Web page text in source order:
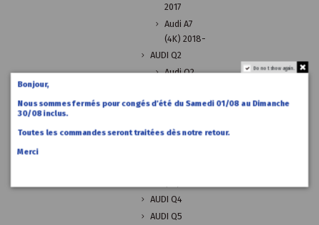
2017
Audi A7
(4K) 2018-
AUDI Q2
Audi Q2
AUDI Q3
(8U) 2011-
AUDI Q4
AUDI Q5
Do not show again.
Bonjour,
Nous sommes fermés pour congés d’été du Samedi 01/08 au Dimanche
30/08 inclus.
Toutes les commandes seront traitées dès notre retour.
Merci